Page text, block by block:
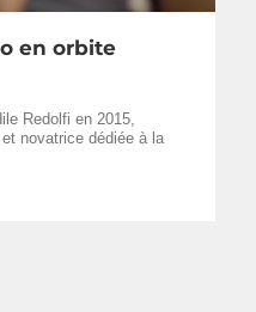
en orbite
Redolfi en 2015,
novatrice dédiée à la